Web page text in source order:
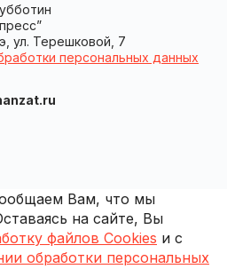
ул. Терешковой, 7
персональных данных
Вам, что мы
на сайте, Вы
файлов Cookies и с
обработки персональных